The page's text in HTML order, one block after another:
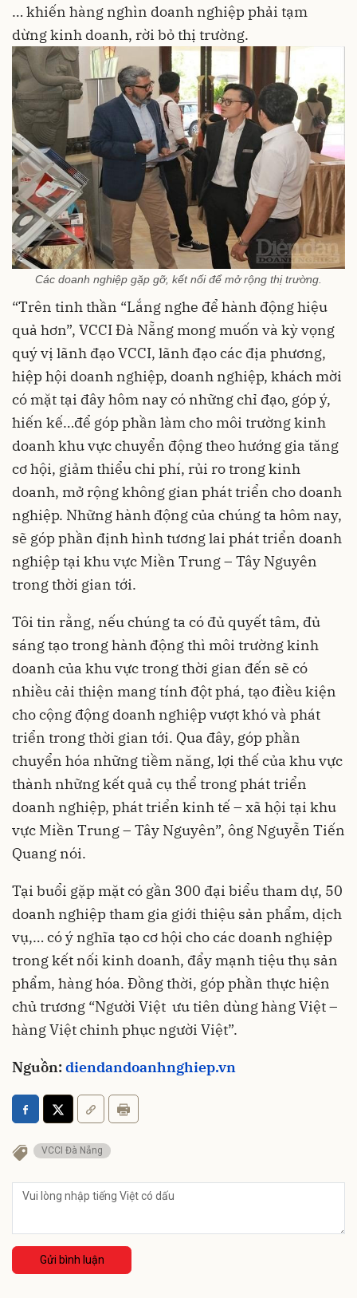
… khiến hàng nghìn doanh nghiệp phải tạm
dừng kinh doanh, rời bỏ thị trường.
Các doanh nghiệp gặp gỡ, kết nối để mở rộng thị trường.
“Trên tinh thần “Lắng nghe để hành động hiệu
quả hơn”, VCCI Đà Nẵng mong muốn và kỳ vọng
quý vị lãnh đạo VCCI, lãnh đạo các địa phương,
hiệp hội doanh nghiệp, doanh nghiệp, khách mời
có mặt tại đây hôm nay có những chỉ đạo, góp ý,
hiến kế…để góp phần làm cho môi trường kinh
doanh khu vực chuyển động theo hướng gia tăng
cơ hội, giảm thiểu chi phí, rủi ro trong kinh
doanh, mở rộng không gian phát triển cho doanh
nghiệp. Những hành động của chúng ta hôm nay,
sẽ góp phần định hình tương lai phát triển doanh
nghiệp tại khu vực Miền Trung – Tây Nguyên
trong thời gian tới.
Tôi tin rằng, nếu chúng ta có đủ quyết tâm, đủ
sáng tạo trong hành động thì môi trường kinh
doanh của khu vực trong thời gian đến sẽ có
nhiều cải thiện mang tính đột phá, tạo điều kiện
cho cộng động doanh nghiệp vượt khó và phát
triển trong thời gian tới. Qua đây, góp phần
chuyển hóa những tiềm năng, lợi thế của khu vực
thành những kết quả cụ thể trong phát triển
doanh nghiệp, phát triển kinh tế – xã hội tại khu
vực Miền Trung – Tây Nguyên”, ông Nguyễn Tiến
Quang nói.
Tại buổi gặp mặt có gần 300 đại biểu tham dự, 50
doanh nghiệp tham gia giới thiệu sản phẩm, dịch
vụ,… có ý nghĩa tạo cơ hội cho các doanh nghiệp
trong kết nối kinh doanh, đẩy mạnh tiệu thụ sản
phẩm, hàng hóa. Đồng thời, góp phần thực hiện
chủ trương “Người Việt ưu tiên dùng hàng Việt –
hàng Việt chinh phục người Việt”.
Nguồn:diendandoanhnghiep.vn
VCCI Đà Nẵng
Gửi bình luận